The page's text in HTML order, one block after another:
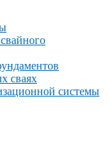
сваях
системы